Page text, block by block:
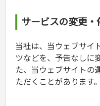
サービスの変更・
当社は、当ウェブサイ
ツなどを、予告なしに
た、当ウェブサイトの
ただくことがあります